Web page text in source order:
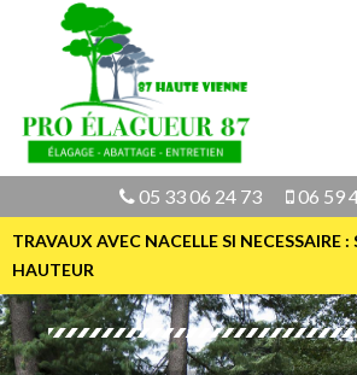
05 33 06 24 73 06 59
TRAVAUX AVEC NACELLE SI NECESSAIRE :
HAUTEUR